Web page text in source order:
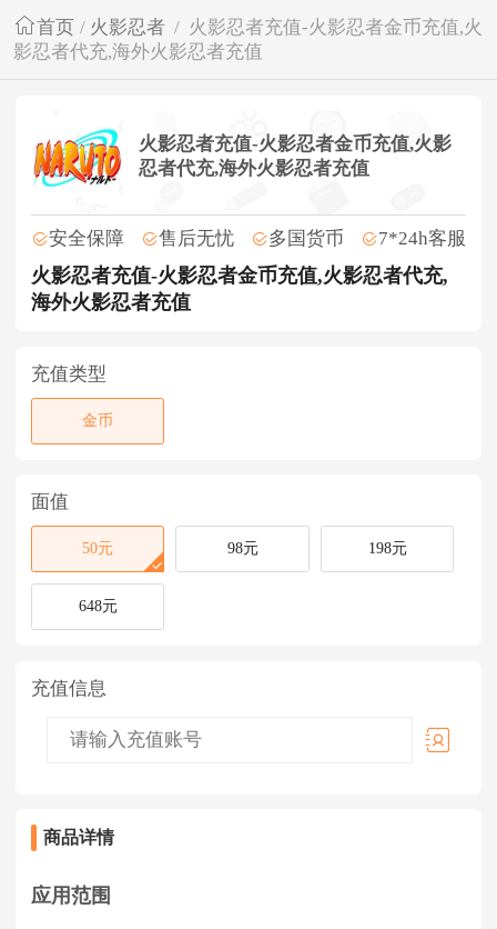
首页 / 火影忍者 / 火影忍者充值-火影忍者金币充值,火
影忍者代充,海外火影忍者充值
火影忍者充值-火影忍者金币充值,火影
忍者代充,海外火影忍者充值
安全保障 售后无忧 多国货币 7*24h客服
火影忍者充值-火影忍者金币充值,火影忍者代充,
海外火影忍者充值
充值类型
金币
面值
50元 98元 198元
648元
充值信息
商品详情
应用范围